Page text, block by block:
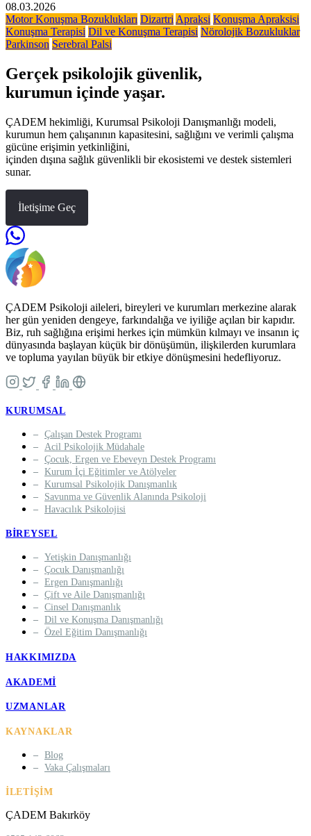
08.03.2026
Motor Konuşma Bozuklukları Dizartri Apraksi Konuşma Apraksisi
Konuşma Terapisi Dil ve Konuşma Terapisi Nörolojik Bozukluklar
Parkinson Serebral Palsi
Gerçek psikolojik güvenlik,
kurumun içinde yaşar.
ÇADEM hekimliği, Kurumsal Psikoloji Danışmanlığı modeli,
kurumun hem çalışanının kapasitesini, sağlığını ve verimli çalışma
gücüne erişimin yetkinliğini,
içinden dışına sağlık güvenlikli bir ekosistemi ve destek sistemleri
sunar.
İletişime Geç
ÇADEM Psikoloji aileleri, bireyleri ve kurumları merkezine alarak
her gün yeniden dengeye, farkındalığa ve iyiliğe açılan bir kapıdır.
Biz, ruh sağlığına erişimi herkes için mümkün kılmayı ve insanın iç
dünyasında başlayan küçük bir dönüşümün, ilişkilerden kurumlara
ve topluma yayılan büyük bir etkiye dönüşmesini hedefliyoruz.
KURUMSAL
Çalışan Destek Programı
Acil Psikolojik Müdahale
Çocuk, Ergen ve Ebeveyn Destek Programı
Kurum İçi Eğitimler ve Atölyeler
Kurumsal Psikolojik Danışmanlık
Savunma ve Güvenlik Alanında Psikoloji
Havacılık Psikolojisi
BIREYSEL
Yetişkin Danışmanlığı
Çocuk Danışmanlığı
Ergen Danışmanlığı
Çift ve Aile Danışmanlığı
Cinsel Danışmanlık
Dil ve Konuşma Danışmanlığı
Özel Eğitim Danışmanlığı
HAKKIMIZDA
AKADEMI
UZMANLAR
KAYNAKLAR
Blog
Vaka Çalışmaları
İLETIŞIM
ÇADEM Bakırköy